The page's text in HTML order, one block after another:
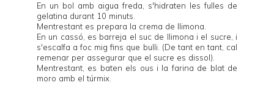
En un bol amb aigua freda, s'hidraten les fulles de
gelatina durant 10 minuts.
Mentrestant es prepara la crema de llimona.
En un cassó, es barreja el suc de llimona i el sucre, i
s'escalfa a foc mig fins que bulli. (De tant en tant, cal
remenar per assegurar que el sucre es dissol).
Mentrestant, es baten els ous i la farina de blat de
moro amb el túrmix.